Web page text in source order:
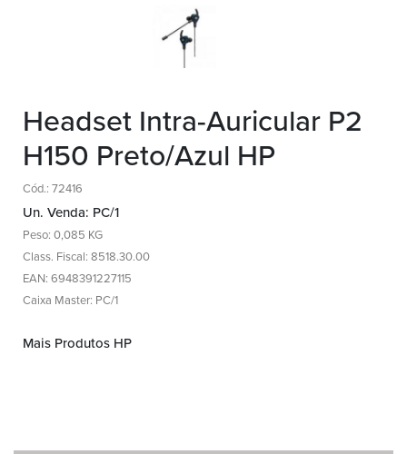
Headset Intra-Auricular P2
H150 Preto/Azul HP
Cód.: 72416
Un. Venda: PC/1
Peso: 0,085 KG
Class. Fiscal: 8518.30.00
EAN: 6948391227115
Caixa Master: PC/1
Mais Produtos HP